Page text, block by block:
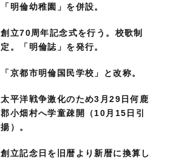
「明倫幼稚園」を併設。
創立70周年記念式を行う。校歌制
定。「明倫誌」を発行。
「京都市明倫国民学校」と改称。
太平洋戦争激化のため3月29日何鹿
郡小畑村へ学童疎開（10月15日引
揚）。
創立記念日を旧暦より新暦に換算し